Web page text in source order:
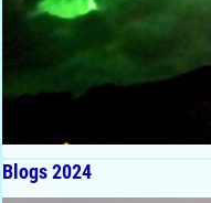
Blogs 2024